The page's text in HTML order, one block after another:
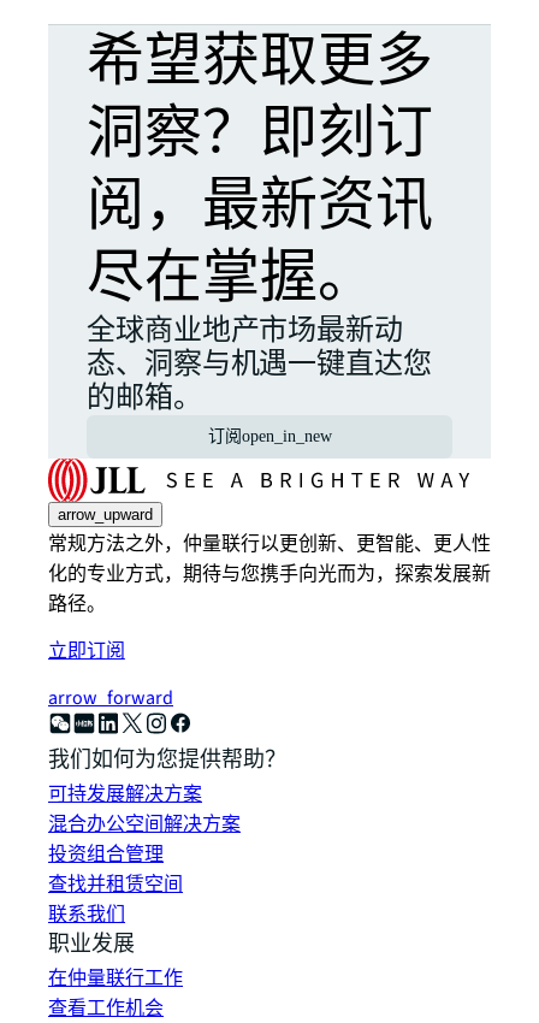
希望获取更多
洞察？即刻订
阅，最新资讯
尽在掌握。
全球商业地产市场最新动
态、洞察与机遇一键直达您
的邮箱。
订阅 open_in_new
arrow_upward
常规方法之外，仲量联行以更创新、更智能、更人性
化的专业方式，期待与您携手向光而为，探索发展新
路径。
立即订阅
arrow_forward
我们如何为您提供帮助？
可持发展解决方案
混合办公空间解决方案
投资组合管理
查找并租赁空间
联系我们
职业发展
在仲量联行工作
查看工作机会